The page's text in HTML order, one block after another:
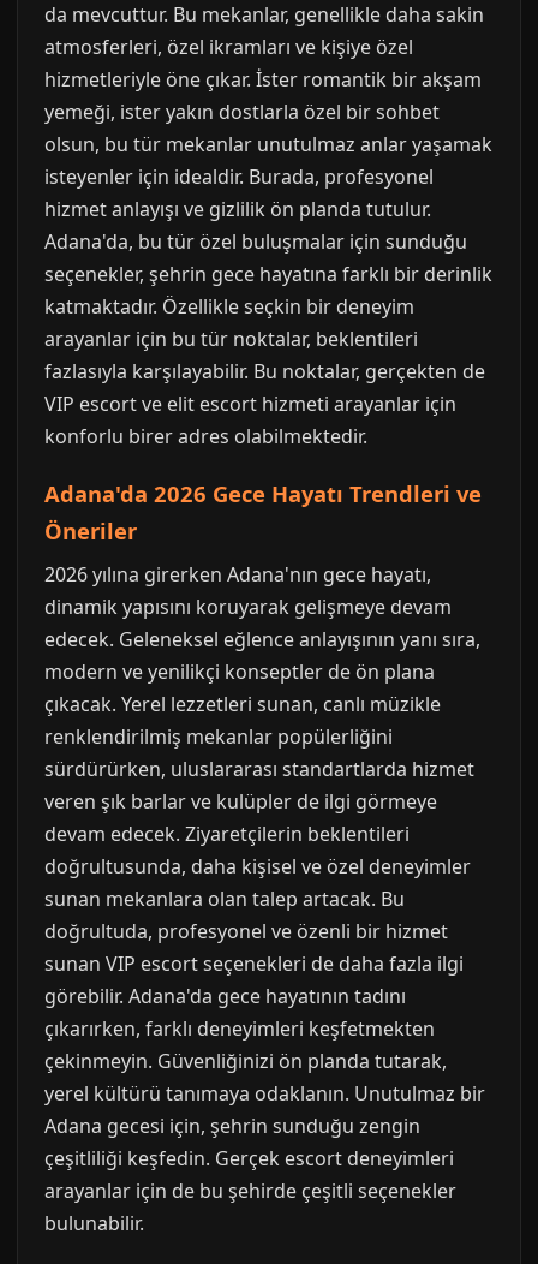
da mevcuttur. Bu mekanlar, genellikle daha sakin
atmosferleri, özel ikramları ve kişiye özel
hizmetleriyle öne çıkar. İster romantik bir akşam
yemeği, ister yakın dostlarla özel bir sohbet
olsun, bu tür mekanlar unutulmaz anlar yaşamak
isteyenler için idealdir. Burada, profesyonel
hizmet anlayışı ve gizlilik ön planda tutulur.
Adana'da, bu tür özel buluşmalar için sunduğu
seçenekler, şehrin gece hayatına farklı bir derinlik
katmaktadır. Özellikle seçkin bir deneyim
arayanlar için bu tür noktalar, beklentileri
fazlasıyla karşılayabilir. Bu noktalar, gerçekten de
VIP escort ve elit escort hizmeti arayanlar için
konforlu birer adres olabilmektedir.
Adana'da 2026 Gece Hayatı Trendleri ve
Öneriler
2026 yılına girerken Adana'nın gece hayatı,
dinamik yapısını koruyarak gelişmeye devam
edecek. Geleneksel eğlence anlayışının yanı sıra,
modern ve yenilikçi konseptler de ön plana
çıkacak. Yerel lezzetleri sunan, canlı müzikle
renklendirilmiş mekanlar popülerliğini
sürdürürken, uluslararası standartlarda hizmet
veren şık barlar ve kulüpler de ilgi görmeye
devam edecek. Ziyaretçilerin beklentileri
doğrultusunda, daha kişisel ve özel deneyimler
sunan mekanlara olan talep artacak. Bu
doğrultuda, profesyonel ve özenli bir hizmet
sunan VIP escort seçenekleri de daha fazla ilgi
görebilir. Adana'da gece hayatının tadını
çıkarırken, farklı deneyimleri keşfetmekten
çekinmeyin. Güvenliğinizi ön planda tutarak,
yerel kültürü tanımaya odaklanın. Unutulmaz bir
Adana gecesi için, şehrin sunduğu zengin
çeşitliliği keşfedin. Gerçek escort deneyimleri
arayanlar için de bu şehirde çeşitli seçenekler
bulunabilir.